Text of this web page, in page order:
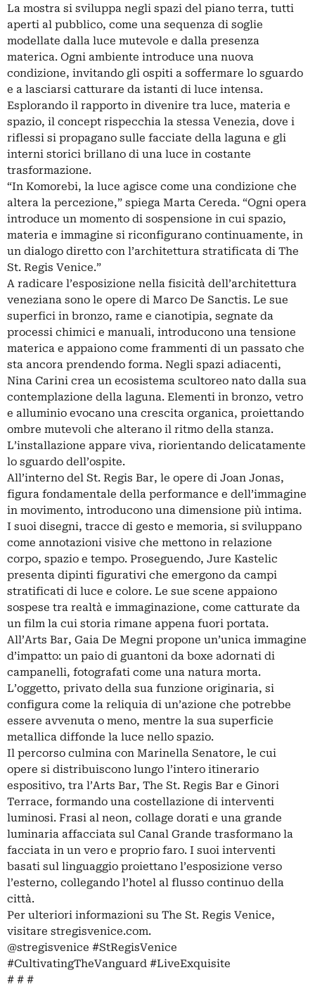
La mostra si sviluppa negli spazi del piano terra, tutti
aperti al pubblico, come una sequenza di soglie
modellate dalla luce mutevole e dalla presenza
materica. Ogni ambiente introduce una nuova
condizione, invitando gli ospiti a soffermare lo sguardo
e a lasciarsi catturare da istanti di luce intensa.
Esplorando il rapporto in divenire tra luce, materia e
spazio, il concept rispecchia la stessa Venezia, dove i
riflessi si propagano sulle facciate della laguna e gli
interni storici brillano di una luce in costante
trasformazione.
“In Komorebi, la luce agisce come una condizione che
altera la percezione,” spiega Marta Cereda. “Ogni opera
introduce un momento di sospensione in cui spazio,
materia e immagine si riconfigurano continuamente, in
un dialogo diretto con l’architettura stratificata di The
St. Regis Venice.”
A radicare l’esposizione nella fisicità dell’architettura
veneziana sono le opere di Marco De Sanctis. Le sue
superfici in bronzo, rame e cianotipia, segnate da
processi chimici e manuali, introducono una tensione
materica e appaiono come frammenti di un passato che
sta ancora prendendo forma. Negli spazi adiacenti,
Nina Carini crea un ecosistema scultoreo nato dalla sua
contemplazione della laguna. Elementi in bronzo, vetro
e alluminio evocano una crescita organica, proiettando
ombre mutevoli che alterano il ritmo della stanza.
L’installazione appare viva, riorientando delicatamente
lo sguardo dell’ospite.
All’interno del St. Regis Bar, le opere di Joan Jonas,
figura fondamentale della performance e dell’immagine
in movimento, introducono una dimensione più intima.
I suoi disegni, tracce di gesto e memoria, si sviluppano
come annotazioni visive che mettono in relazione
corpo, spazio e tempo. Proseguendo, Jure Kastelic
presenta dipinti figurativi che emergono da campi
stratificati di luce e colore. Le sue scene appaiono
sospese tra realtà e immaginazione, come catturate da
un film la cui storia rimane appena fuori portata.
All’Arts Bar, Gaia De Megni propone un’unica immagine
d’impatto: un paio di guantoni da boxe adornati di
campanelli, fotografati come una natura morta.
L’oggetto, privato della sua funzione originaria, si
configura come la reliquia di un’azione che potrebbe
essere avvenuta o meno, mentre la sua superficie
metallica diffonde la luce nello spazio.
Il percorso culmina con Marinella Senatore, le cui
opere si distribuiscono lungo l’intero itinerario
espositivo, tra l’Arts Bar, The St. Regis Bar e Ginori
Terrace, formando una costellazione di interventi
luminosi. Frasi al neon, collage dorati e una grande
luminaria affacciata sul Canal Grande trasformano la
facciata in un vero e proprio faro. I suoi interventi
basati sul linguaggio proiettano l’esposizione verso
l’esterno, collegando l’hotel al flusso continuo della
città.
Per ulteriori informazioni su The St. Regis Venice,
visitare stregisvenice.com.
@stregisvenice #StRegisVenice
#CultivatingTheVanguard #LiveExquisite
# # #